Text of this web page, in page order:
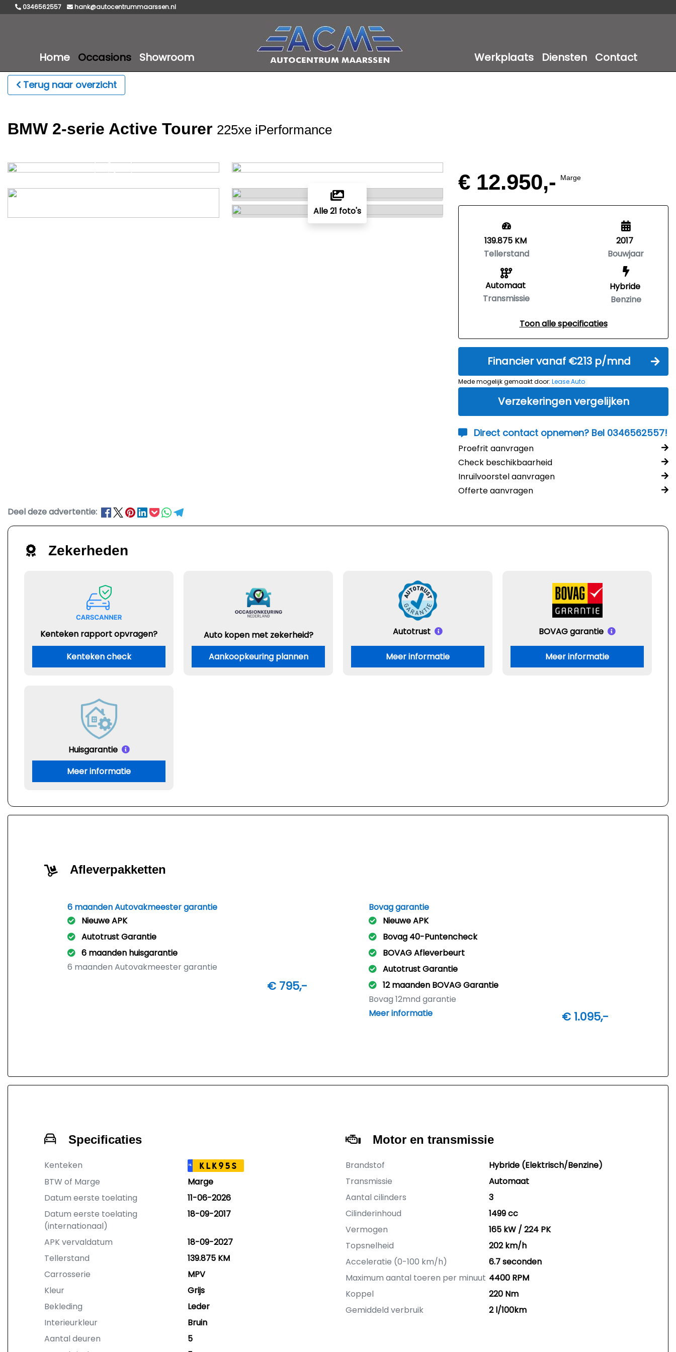
0346562557 hank@autocentrummaarssen.nl
Home Occasions Showroom Werkplaats Diensten Contact
Terug naar overzicht
BMW 2-serie Active Tourer 225xe iPerformance
Alle 21 foto's
€ 12.950,- Marge
139.875 KM
Tellerstand
Automaat
Transmissie
2017
Bouwjaar
Hybride
Benzine
Toon alle specificaties
Financier vanaf €213 p/mnd
Mede mogelijk gemaakt door: Lease.Auto
Verzekeringen vergelijken
Direct contact opnemen? Bel 0346562557!
Proefrit aanvragen
Check beschikbaarheid
Inruilvoorstel aanvragen
Offerte aanvragen
Deel deze advertentie:
Zekerheden
Kenteken rapport opvragen?
Kenteken check
Auto kopen met zekerheid?
Aankoopkeuring plannen
Autotrust
Meer informatie
BOVAG garantie
Meer informatie
Huisgarantie
Meer informatie
Afleverpakketten
6 maanden Autovakmeester garantie
Nieuwe APK
Autotrust Garantie
6 maanden huisgarantie
6 maanden Autovakmeester garantie
€ 795,-
Bovag garantie
Nieuwe APK
Bovag 40-Puntencheck
BOVAG Afleverbeurt
Autotrust Garantie
12 maanden BOVAG Garantie
Bovag 12mnd garantie
Meer informatie
€ 1.095,-
Specificaties
Kenteken NL KLK95S
BTW of Marge
Marge
Datum eerste toelating
11-06-2026
Datum eerste toelating
(internationaal)
18-09-2017
APK vervaldatum
18-09-2027
Tellerstand
139.875 KM
Carrosserie
MPV
Kleur
Grijs
Bekleding
Leder
Interieurkleur
Bruin
Aantal deuren
5
Motor en transmissie
Brandstof
Hybride (Elektrisch/Benzine)
Transmissie
Automaat
Aantal cilinders
3
Cilinderinhoud
1499 cc
Vermogen
165 kW / 224 PK
Topsnelheid
202 km/h
Acceleratie (0-100 km/h)
6.7 seconden
Maximum aantal toeren per minuut 4400 RPM
Koppel
220 Nm
Gemiddeld verbruik
2 l/100km